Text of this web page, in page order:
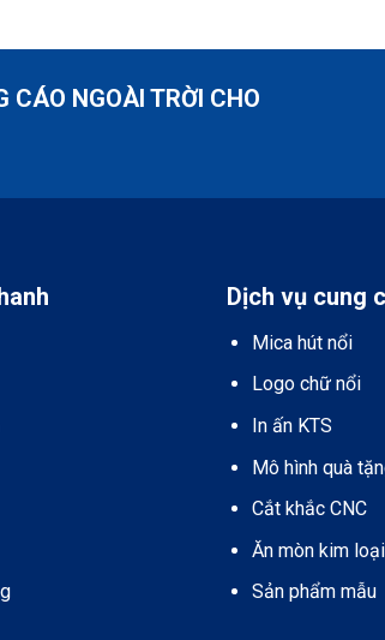
CÁO NGOÀI TRỜI CHO
Dịch vụ cung
Mica hút nổi
Logo chữ nổi
In ấn KTS
Mô hình quà
Cắt khắc CNC
Ăn mòn kim loại
Sản phẩm mẫu